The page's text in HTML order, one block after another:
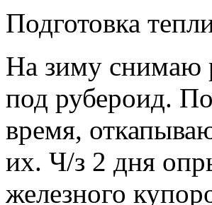
Подготовка
На зиму снимаю
под рубероид.
время,
их. Ч/з 2 дня
железного